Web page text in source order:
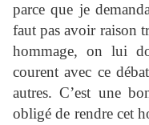
parce que je
faut pas avoir raison
hommage, on lui
courent avec ce
autres. C’est une
obligé de rendre cet